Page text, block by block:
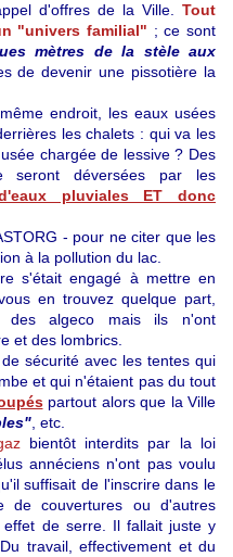
d'offres de la Ville. Tout
"univers familial" ; ce sont
mètres de la stèle aux
de devenir une pissotière la
endroit, les eaux usées
les chalets : qui va les
chargée de lessive ? Des
seront déversées par les
pluviales ET donc
- pour ne citer que les
à la pollution du lac.
s'était engagé à mettre en
en trouvez quelque part,
algeco mais ils n'ont
et des lombrics.
sécurité avec les tentes qui
et qui n'étaient pas du tout
partout alors que la Ville
, etc.
bientôt interdits par la loi
annéciens n'ont pas voulu
suffisait de l'inscrire dans le
de couvertures ou d'autres
de serre. Il fallait juste y
travail,effectivement et du